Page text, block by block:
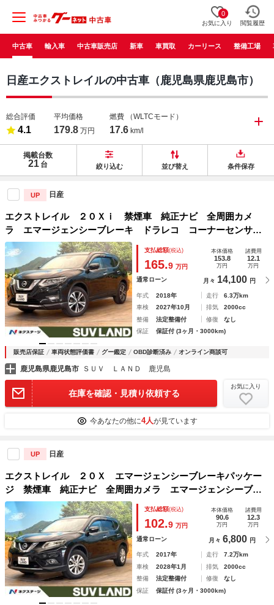
0
お気に入り 閲覧履歴
中古車 輸入車 中古車販売店 新車 車買取 カーリース 整備工場
日産エクストレイルの中古車（鹿児島県鹿児島市）
総合評価
4.1
平均価格
179.8 万円
燃費 （WLTCモード）
17.6 km/l
掲載台数
21 台 絞り込む 並び替え 条件保存
UP 日産
エクストレイル ２０Ｘｉ 禁煙車 純正ナビ 全周囲カメ
ラ エマージェンシーブレーキ ドラレコ コーナーセンサ
ー スマートキー ＬＥＤヘッド ビルトインＥＴＣ 純正１
８インチアルミ 車線逸脱警報 オートライト
支払総額(税込)
165.9 万円
本体価格
153.8
万円
諸費用
12.1
万円
通常ローン 月々 14,100 円
年式 2018年 走行
6.3万km
車検
2027年10月 排気
2000cc
整備
法定整備付 修復
なし
保証
保証付 (3ヶ月・3000km)
販売店保証 車両状態評価書 グー鑑定 OBD診断済み オンライン商談可
鹿児島県鹿児島市 ＳＵＶ ＬＡＮＤ 鹿児島
在庫を確認・見積り依頼する
お気に入り
今あなたの他に4人が見ています
UP 日産
エクストレイル ２０Ｘ エマージェンシーブレーキパッケー
ジ 禁煙車 純正ナビ 全周囲カメラ エマージェンシーブレ
ーキ スマートキー ビルトインＥＴＣ クルコン 純正１８
インチアルミ デュアルエアコン Ｂｌｕｅｔｏｏｔｈ Ｃ
Ｄ ＤＶＤ再生 地デジ
支払総額(税込)
102.9 万円
本体価格
90.6
万円
諸費用
12.3
万円
通常ローン 月々 6,800 円
年式 2017年 走行
7.2万km
車検
2028年1月 排気
2000cc
整備
法定整備付 修復
なし
保証
保証付 (3ヶ月・3000km)